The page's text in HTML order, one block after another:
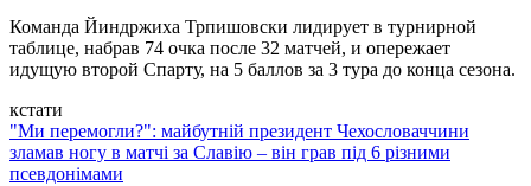
Команда Йиндржиха Трпишовски лидирует в турнирной
таблице, набрав 74 очка после 32 матчей, и опережает
идущую второй Спарту, на 5 баллов за 3 тура до конца сезона.
кстати
"Ми перемогли?": майбутній президент Чехословаччини
зламав ногу в матчі за Славію – він грав під 6 різними
псевдонімами